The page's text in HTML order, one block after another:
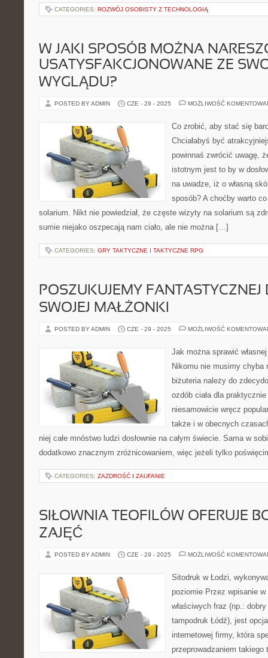
CATEGORIES: ROZWÓJ OSOBISTY Z TECHNOLOGIĄ
W JAKI SPOSÓB MOŻNA
USATYSFAKCJONOWANE ZE
WYGLĄDU?
POSTED BY ADMIN CZE - 29 - 2025 MOŻLIWOŚĆ
Co zrobić, aby stać się
Chciałabyś być
powinnaś zwrócić uwagę,
istotnym jest to by w
na uwadze, iż o własną
sposób? A choćby warto
solarium. Nikt nie powiedział, że częste wizyty na solarium są
sumie niejako oszpecają nam ciało, ale nie można […]
CATEGORIES: GRY TAKTYCZNE I TAKTYCZNE RPG
POSZUKUJEMY FANTASTYCZNEJ
SWOJEJ MAŁŻONKI
POSTED BY ADMIN CZE - 29 - 2025 MOŻLIWOŚĆ
Jak można sprawić
Nikomu nie musimy chyba
biżuteria należy do
ozdób ciała dla
niesamowicie wręcz
także i w obecnych
niej całe mnóstwo ludzi dosłownie na całym świecie. Sama w
dodatkowo znacznym zróżnicowaniem, więc jeżeli tylko
CATEGORIES: ZAZDROŚĆ I ZAUFANIE
SIŁOWNIA TEOFILÓW OFERUJE
ZAJĘĆ
POSTED BY ADMIN CZE - 29 - 2025 MOŻLIWOŚĆ
Sitodruk w Łodzi,
poziomie Przez wpisanie w
właściwych fraz (np.:
tampodruk Łódź), jest
internetowej firmy, która
przeprowadzaniem